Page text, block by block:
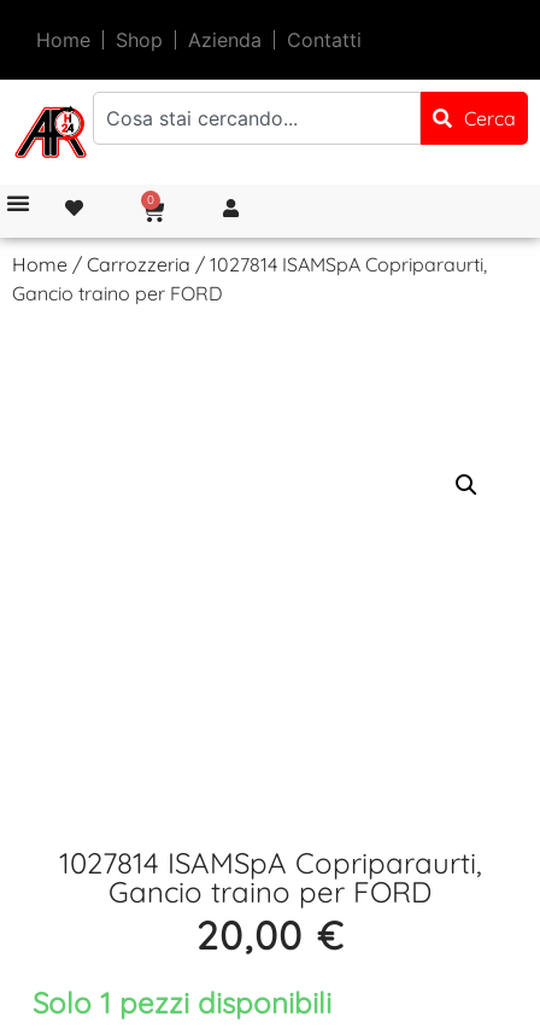
Home Shop Azienda Contatti
Cerca
0
Home / Carrozzeria / 1027814 ISAMSpA Copriparaurti,
Gancio traino per FORD
1027814 ISAMSpA Copriparaurti,
Gancio traino per FORD
20,00 €
Solo 1 pezzi disponibili